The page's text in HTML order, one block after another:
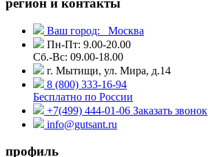
Ваш город:
Москва
Пн-Пт: 9.00-20.00
Сб.-Вс: 09.00-18.00
г. Мытищи, ул. Мира, д.14
8 (800) 333-16-94
Бесплатно по России
+7(499) 444-01-06 Заказать звонок
info@gutsant.ru
профиль